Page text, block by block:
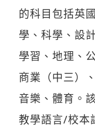
的科目包括英
學、科學、設
學習、地理、
商業（中三）
音樂、體育。
教學語言/校本